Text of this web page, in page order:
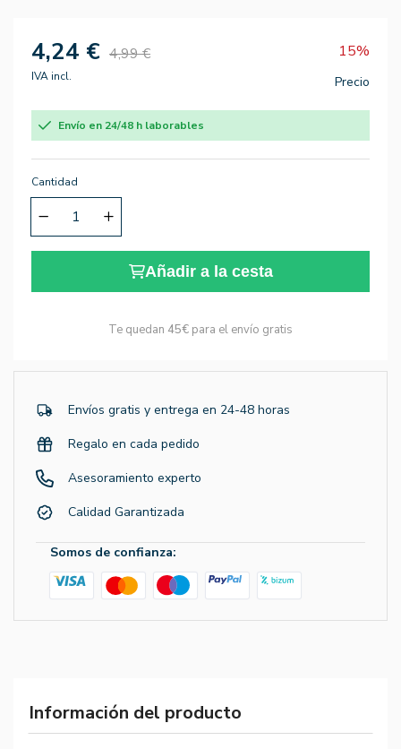
4,24 € 4,99 € 15%
IVA incl. Precio
Envío en 24/48 h laborables
Cantidad
Añadir a la cesta
Te quedan 45€ para el envío gratis
Envíos gratis y entrega en 24-48 horas
Regalo en cada pedido
Asesoramiento experto
Calidad Garantizada
Somos de confianza:
Información del producto